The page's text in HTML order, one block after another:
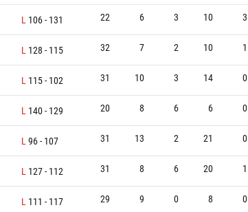
L 106- 131 22 6 3 10 3
L 128 - 115 32 7 2 10 1
L 115- 102 31 10 3 14 0
L 140- 129 20 8 6 6 0
L 96- 107 31 13 2 21 0
L 127- 112 31 8 6 20 1
L 111 - 117 29 9 0 8 0